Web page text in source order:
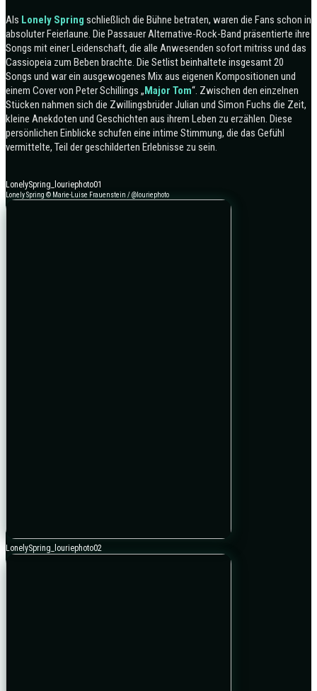
Als Lonely Spring schließlich die Bühne betraten, waren die Fans schon in
absoluter Feierlaune. Die Passauer Alternative-Rock-Band präsentierte ihre
Songs mit einer Leidenschaft, die alle Anwesenden sofort mitriss und das
Cassiopeia zum Beben brachte. Die Setlist beinhaltete insgesamt 20
Songs und war ein ausgewogenes Mix aus eigenen Kompositionen und
einem Cover von Peter Schillings „ Major Tom“. Zwischen den einzelnen
Stücken nahmen sich die Zwillingsbrüder Julian und Simon Fuchs die Zeit,
kleine Anekdoten und Geschichten aus ihrem Leben zu erzählen. Diese
persönlichen Einblicke schufen eine intime Stimmung, die das Gefühl
vermittelte, Teil der geschilderten Erlebnisse zu sein.
LonelySpring_louriephoto01
Lonely Spring © Marie-Luise Frauenstein / @louriephoto
LonelySpring_louriephoto02